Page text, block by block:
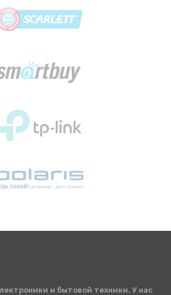
и бытовой техники. У нас